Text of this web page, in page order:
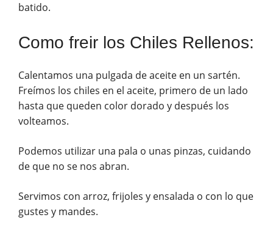
batido.
Como freir los Chiles Rellenos:
Calentamos una pulgada de aceite en un sartén.
Freímos los chiles en el aceite, primero de un lado
hasta que queden color dorado y después los
volteamos.
Podemos utilizar una pala o unas pinzas, cuidando
de que no se nos abran.
Servimos con arroz, frijoles y ensalada o con lo que
gustes y mandes.